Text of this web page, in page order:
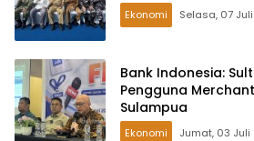
Ekonomi
Bank Indonesia:
Pengguna
Sulampua
Ekonomi